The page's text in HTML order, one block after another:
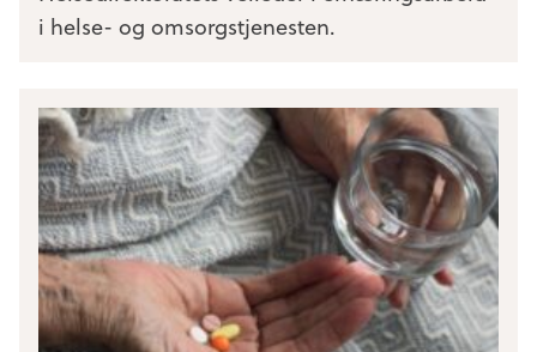
i helse- og omsorgstjenesten.